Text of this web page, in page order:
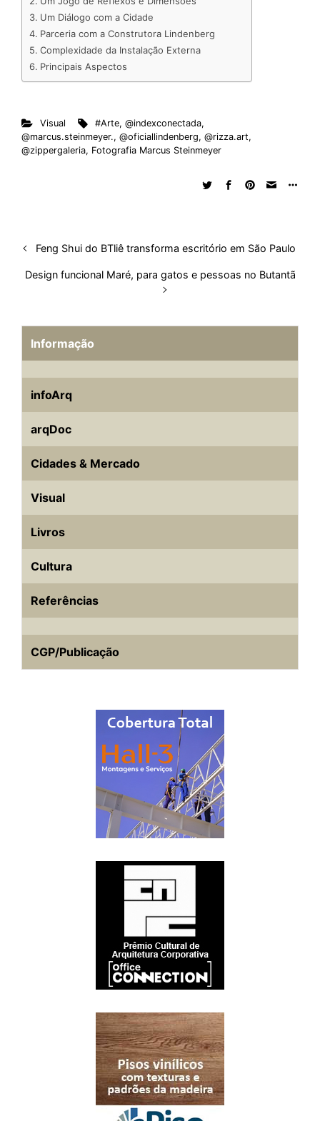
d
I
n
o
o
k
A
p
p
t
s
e
s
Um Diálogo com a Cidade
Parceria com a Construtora Lindenberg
Complexidade da Instalação Externa
Principais Aspectos
Visual #Arte,@indexconectada,
@marcus.steinmeyer., @oficiallindenberg, @rizza.art,
@zippergaleria, Fotografia Marcus Steinmeyer
Feng Shui do BTliê transforma escritório em São Paulo
Design funcional Maré, para gatos e pessoas no Butantã
Informação
infoArq
arqDoc
Cidades & Mercado
Visual
Livros
Cultura
Referências
CGP/Publicação